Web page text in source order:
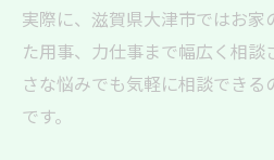
実際に、滋賀県大津市ではお家
た用事、力仕事まで幅広く相談
さな悩みでも気軽に相談でき
です。